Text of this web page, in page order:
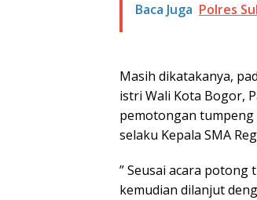
Baca Juga Polres
Masih dikatakanya,
istri Wali Kota Bogor,
pemotongan tumpeng
selaku Kepala SMA
” Seusai acara potong
kemudian dilanjut